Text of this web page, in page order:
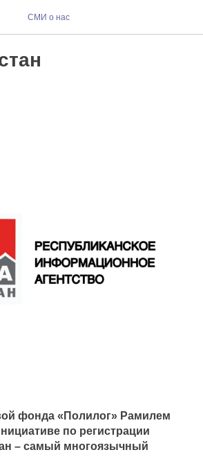
СМИ о нас
фонда «Полилог» Рамилем
по регистрации
– самый многоязычный